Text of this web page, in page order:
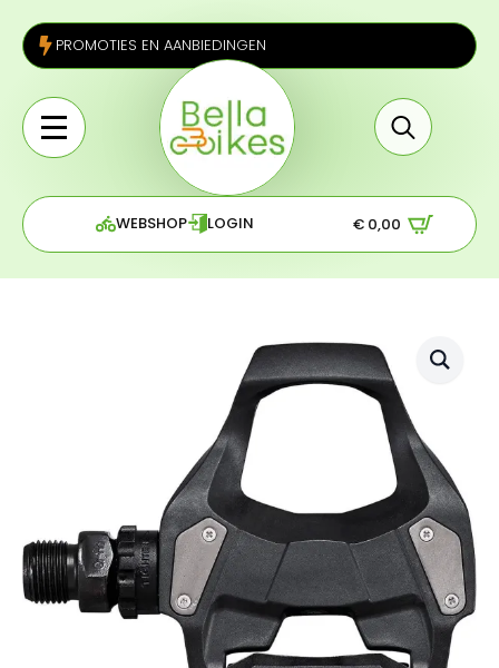
PROMOTIES EN AANBIEDINGEN
for:
WEBSHOP LOGIN € 0,00